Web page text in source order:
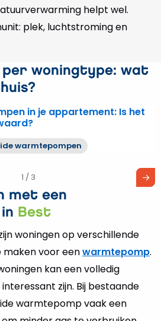
helpt wel.
plek, luchtstroming en
woningtype: wat
in je appartement: Is het
warmtepompen
1 / 3
met een
Best
woningen op verschillende
voor eenwarmtepomp.
kan een volledig
zijn. Bij bestaande
warmtepomp vaak een